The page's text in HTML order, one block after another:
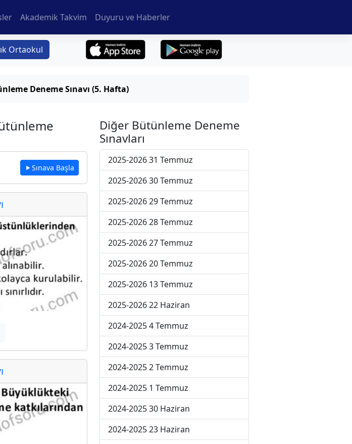
Akademik Takvim Duyuru ve Haberler
Ortaokul
Deneme Sınavı (5. Hafta)
Sınava Başla
Diğer Bütünleme Deneme
Sınavları
2025-2026 31 Temmuz
2025-2026 30 Temmuz
2025-2026 29 Temmuz
2025-2026 28 Temmuz
2025-2026 27 Temmuz
2025-2026 20 Temmuz
2025-2026 13 Temmuz
2025-2026 22 Haziran
2024-2025 4 Temmuz
2024-2025 3 Temmuz
2024-2025 2 Temmuz
2024-2025 1 Temmuz
2024-2025 30 Haziran
2024-2025 23 Haziran